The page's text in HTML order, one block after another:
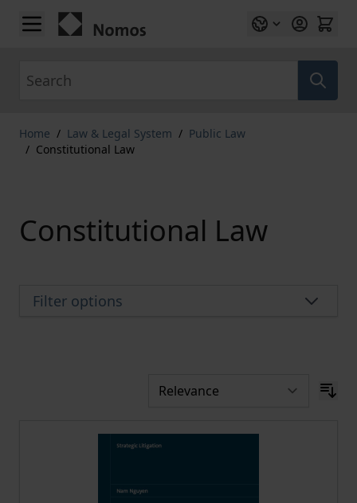
Skip to Content
Home / Law & Legal System / Public Law
/ Constitutional Law
Constitutional Law
Filter options